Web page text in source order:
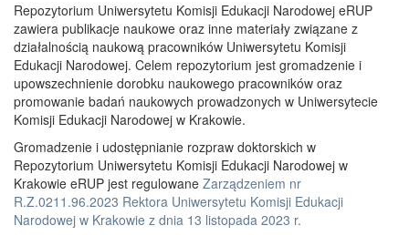
Repozytorium Uniwersytetu Komisji Edukacji Narodowej eRUP
zawiera publikacje naukowe oraz inne materiały związane z
działalnością naukową pracowników Uniwersytetu Komisji
Edukacji Narodowej. Celem repozytorium jest gromadzenie i
upowszechnienie dorobku naukowego pracowników oraz
promowanie badań naukowych prowadzonych w Uniwersytecie
Komisji Edukacji Narodowej w Krakowie.
Gromadzenie i udostępnianie rozpraw doktorskich w
Repozytorium Uniwersytetu Komisji Edukacji Narodowej w
Krakowie eRUP jest regulowane Zarządzeniem nr
R.Z.0211.96.2023 Rektora Uniwersytetu Komisji Edukacji
Narodowej w Krakowie z dnia 13 listopada 2023 r.